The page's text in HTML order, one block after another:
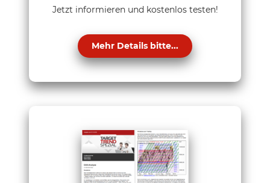
Jetzt informieren und kostenlos testen!
Mehr Details bitte...